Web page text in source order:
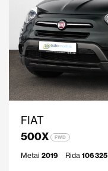
FIAT
500X
FWD
Metai 2019 Rida 106 325